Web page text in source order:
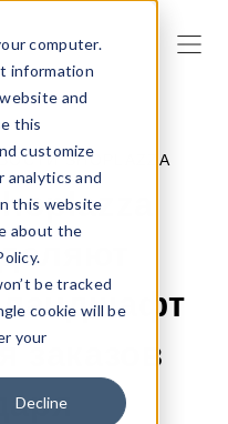
computer.
information
and
this
customize
analytics and
this website
about the
be tracked
cookie will be
your
Decline
SHOPLAZZA
заказов